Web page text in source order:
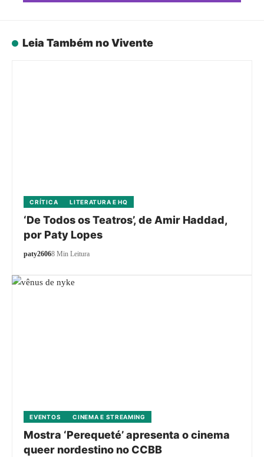
Leia Também no Vivente
CRÍTICA LITERATURA E HQ
‘De Todos os Teatros’, de Amir Haddad,
por Paty Lopes
paty26068 Min Leitura
EVENTOS CINEMA E STREAMING
Mostra ‘Perequeté’ apresenta o cinema
queer nordestino no CCBB